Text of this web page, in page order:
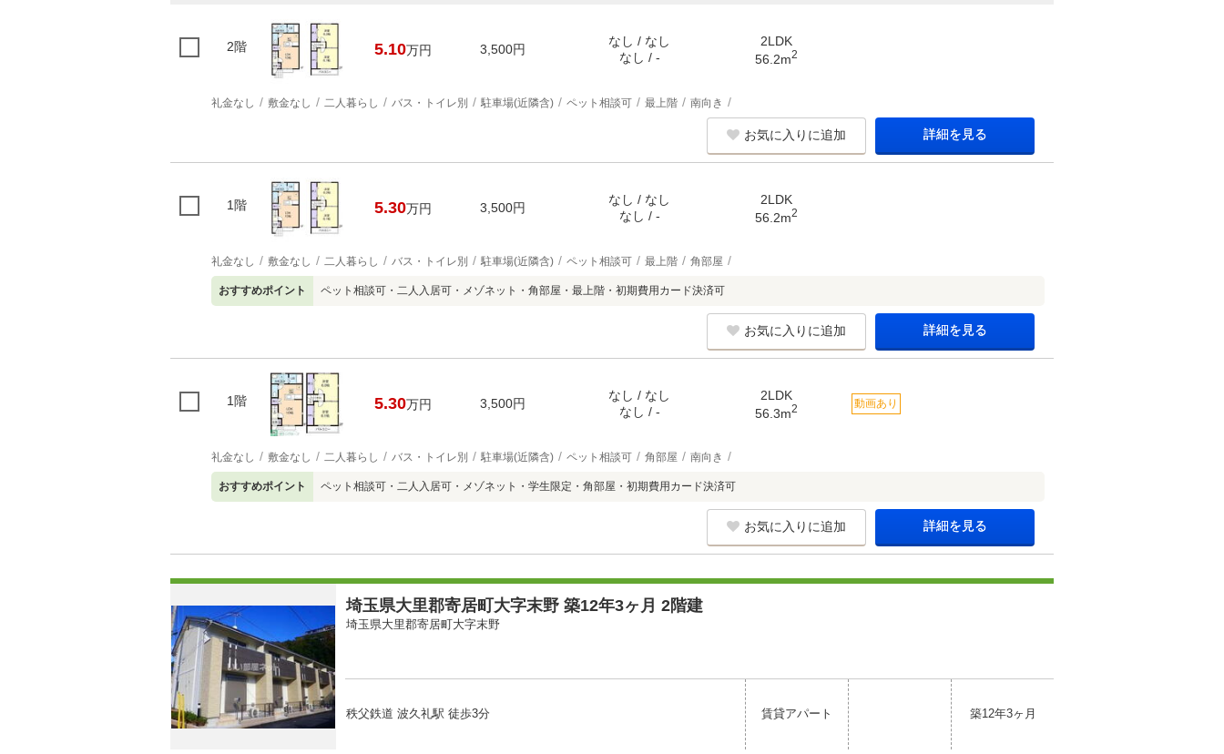
2階 5.10万円 3,500円
なし / なし
なし / -
2LDK
56.2m2
礼金なし 敷金なし 二人暮らし バス・トイレ別 駐車場(近隣含) ペット相談可 最上階 南向き
お気に入りに追加 詳細を見る
1階 5.30万円 3,500円
なし / なし
なし / -
2LDK
56.2m2
礼金なし 敷金なし 二人暮らし バス・トイレ別 駐車場(近隣含) ペット相談可 最上階 角部屋
おすすめポイント ペット相談可・二人入居可・メゾネット・角部屋・最上階・初期費用カード決済可
お気に入りに追加 詳細を見る
1階 5.30万円 3,500円
なし / なし
なし / -
2LDK
56.3m2 動画あり
礼金なし 敷金なし 二人暮らし バス・トイレ別 駐車場(近隣含) ペット相談可 角部屋 南向き
おすすめポイント ペット相談可・二人入居可・メゾネット・学生限定・角部屋・初期費用カード決済可
お気に入りに追加 詳細を見る
埼玉県大里郡寄居町大字末野 築12年3ヶ月 2階建
埼玉県大里郡寄居町大字末野
秩父鉄道 波久礼駅 徒歩3分 賃貸アパート 築12年3ヶ月